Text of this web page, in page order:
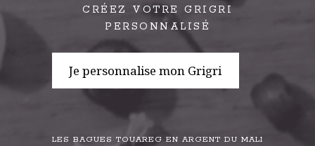
CRÉEZ VOTRE GRIGRI
PERSONNALISÉ
Je personnalise mon Grigri
LES BAGUES TOUAREG EN ARGENT DU MALI